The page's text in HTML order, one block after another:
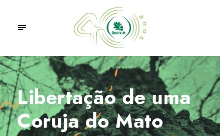
Libertação de uma
Coruja do Mato